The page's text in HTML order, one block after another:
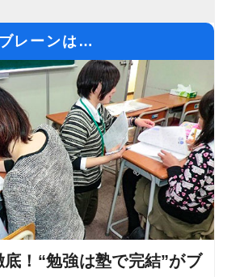
ブレーンは…
底！“勉強は塾で完結”がブ